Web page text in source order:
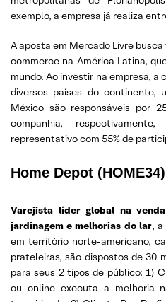
exemplo, a empresa já realiza
A aposta em Mercado Livre
commerce na América Latina,
mundo. Ao investir na empresa,
diversos países do continente,
México são responsáveis por
companhia,
representativo com 55% de
Home Depot (HOME34)
Varejista líder global na
jardinagem e melhorias do lar, a
em território norte-americano,
prateleiras, são dispostos de 30
para seus 2 tipos de público: 1)
ou online executa a melhoria